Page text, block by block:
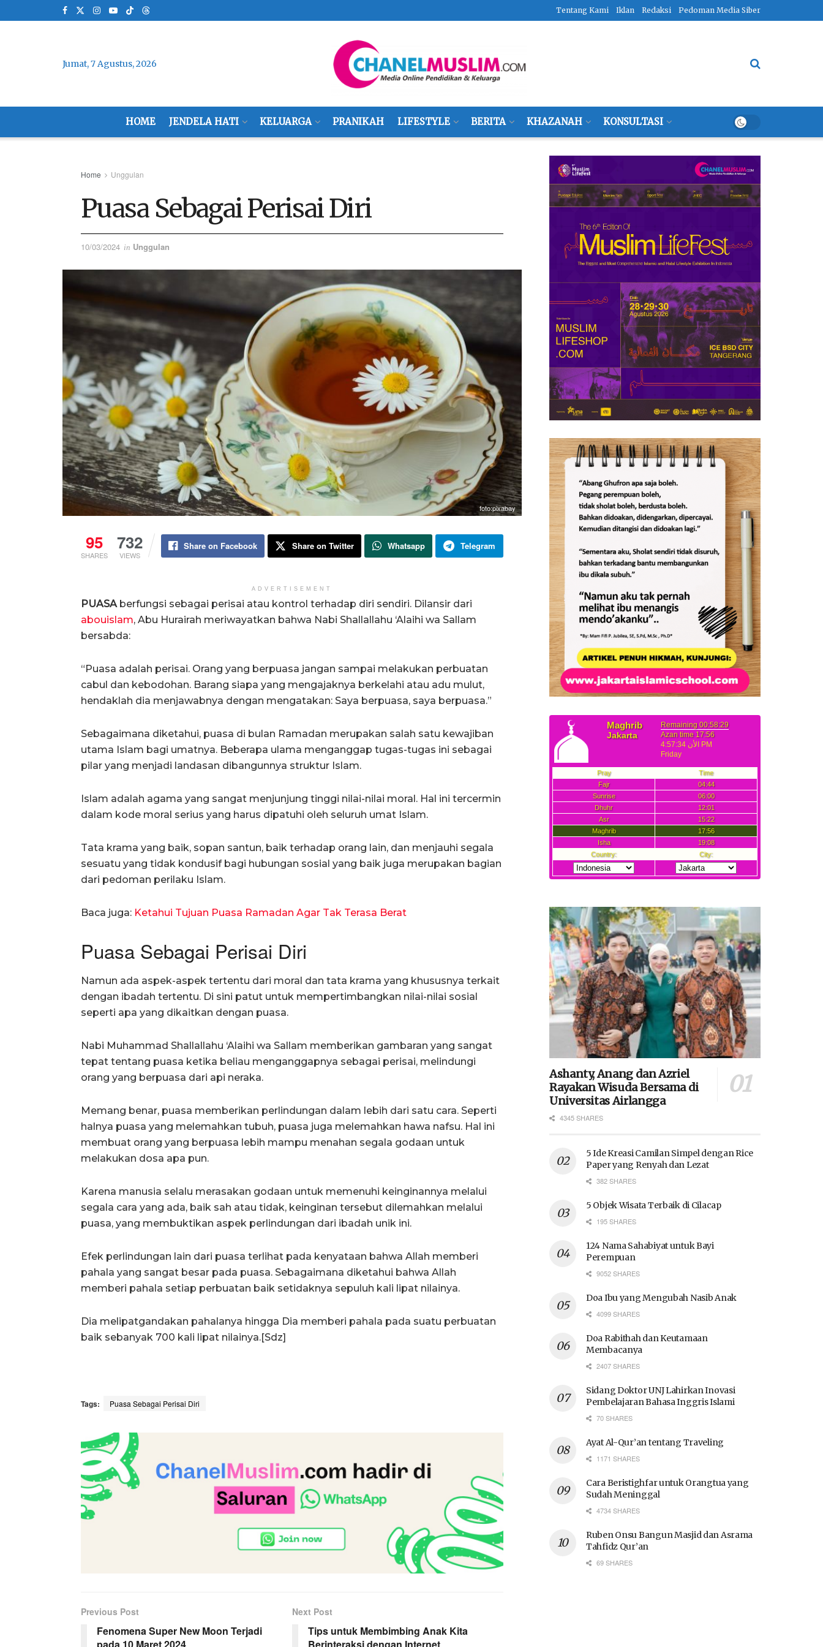
Tentang Kami Iklan Redaksi Pedoman Media Siber
Jumat, 7 Agustus, 2026
HOME JENDELA HATI KELUARGA PRANIKAH LIFESTYLE BERITA KHAZANAH KONSULTASI
Home Unggulan
Puasa Sebagai Perisai Diri
10/03/2024 in Unggulan
foto:pixabay
95
SHARES
732
VIEWS
Share on Facebook Share on Twitter Whatsapp Telegram
ADVERTISEMENT
PUASA berfungsi sebagai perisai atau kontrol terhadap diri sendiri. Dilansir dari
abouislam, Abu Hurairah meriwayatkan bahwa Nabi Shallallahu ‘Alaihi wa Sallam
bersabda:
“Puasa adalah perisai. Orang yang berpuasa jangan sampai melakukan perbuatan
cabul dan kebodohan. Barang siapa yang mengajaknya berkelahi atau adu mulut,
hendaklah dia menjawabnya dengan mengatakan: Saya berpuasa, saya berpuasa.”
Sebagaimana diketahui, puasa di bulan Ramadan merupakan salah satu kewajiban
utama Islam bagi umatnya. Beberapa ulama menganggap tugas-tugas ini sebagai
pilar yang menjadi landasan dibangunnya struktur Islam.
Islam adalah agama yang sangat menjunjung tinggi nilai-nilai moral. Hal ini tercermin
dalam kode moral serius yang harus dipatuhi oleh seluruh umat Islam.
Tata krama yang baik, sopan santun, baik terhadap orang lain, dan menjauhi segala
sesuatu yang tidak kondusif bagi hubungan sosial yang baik juga merupakan bagian
dari pedoman perilaku Islam.
Baca juga: Ketahui Tujuan Puasa Ramadan Agar Tak Terasa Berat
Puasa Sebagai Perisai Diri
Namun ada aspek-aspek tertentu dari moral dan tata krama yang khususnya terkait
dengan ibadah tertentu. Di sini patut untuk mempertimbangkan nilai-nilai sosial
seperti apa yang dikaitkan dengan puasa.
Nabi Muhammad Shallallahu ‘Alaihi wa Sallam memberikan gambaran yang sangat
tepat tentang puasa ketika beliau menganggapnya sebagai perisai, melindungi
orang yang berpuasa dari api neraka.
Memang benar, puasa memberikan perlindungan dalam lebih dari satu cara. Seperti
halnya puasa yang melemahkan tubuh, puasa juga melemahkan hawa nafsu. Hal ini
membuat orang yang berpuasa lebih mampu menahan segala godaan untuk
melakukan dosa apa pun.
Karena manusia selalu merasakan godaan untuk memenuhi keinginannya melalui
segala cara yang ada, baik sah atau tidak, keinginan tersebut dilemahkan melalui
puasa, yang membuktikan aspek perlindungan dari ibadah unik ini.
Efek perlindungan lain dari puasa terlihat pada kenyataan bahwa Allah memberi
pahala yang sangat besar pada puasa. Sebagaimana diketahui bahwa Allah
memberi pahala setiap perbuatan baik setidaknya sepuluh kali lipat nilainya.
Dia melipatgandakan pahalanya hingga Dia memberi pahala pada suatu perbuatan
baik sebanyak 700 kali lipat nilainya.[Sdz]
Tags: Puasa Sebagai Perisai Diri
Previous Post
Fenomena Super New Moon Terjadi
Next Post
Tips untuk Membimbing Anak Kita
Ashanty, Anang dan Azriel
Rayakan Wisuda Bersama di
Universitas Airlangga
4345 SHARES
5 Ide Kreasi Camilan Simpel dengan Rice
Paper yang Renyah dan Lezat
382 SHARES
5 Objek Wisata Terbaik di Cilacap
195 SHARES
124 Nama Sahabiyat untuk Bayi
Perempuan
9052 SHARES
Doa Ibu yang Mengubah Nasib Anak
4099 SHARES
Doa Rabithah dan Keutamaan
Membacanya
2407 SHARES
Sidang Doktor UNJ Lahirkan Inovasi
Pembelajaran Bahasa Inggris Islami
70 SHARES
Ayat Al-Qur’an tentang Traveling
1171 SHARES
Cara Beristighfar untuk Orangtua yang
Sudah Meninggal
4734 SHARES
Ruben Onsu Bangun Masjid dan Asrama
Tahfidz Qur’an
69 SHARES